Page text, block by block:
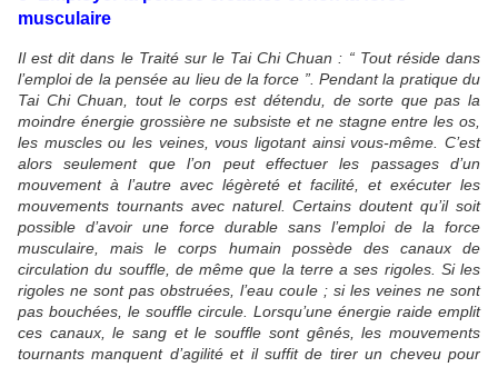
musculaire
Il est dit dans le Traité sur le Tai Chi Chuan : “ Tout réside dans
l’emploi de la pensée au lieu de la force ”. Pendant la pratique du
Tai Chi Chuan, tout le corps est détendu, de sorte que pas la
moindre énergie grossière ne subsiste et ne stagne entre les os,
les muscles ou les veines, vous ligotant ainsi vous-même. C’est
alors seulement que l’on peut effectuer les passages d’un
mouvement à l’autre avec légèreté et facilité, et exécuter les
mouvements tournants avec naturel. Certains doutent qu’il soit
possible d’avoir une force durable sans l’emploi de la force
musculaire, mais le corps humain possède des canaux de
circulation du souffle, de même que la terre a ses rigoles. Si les
rigoles ne sont pas obstruées, l’eau coule ; si les veines ne sont
pas bouchées, le souffle circule. Lorsqu’une énergie raide emplit
ces canaux, le sang et le souffle sont gênés, les mouvements
tournants manquent d’agilité et il suffit de tirer un cheveu pour